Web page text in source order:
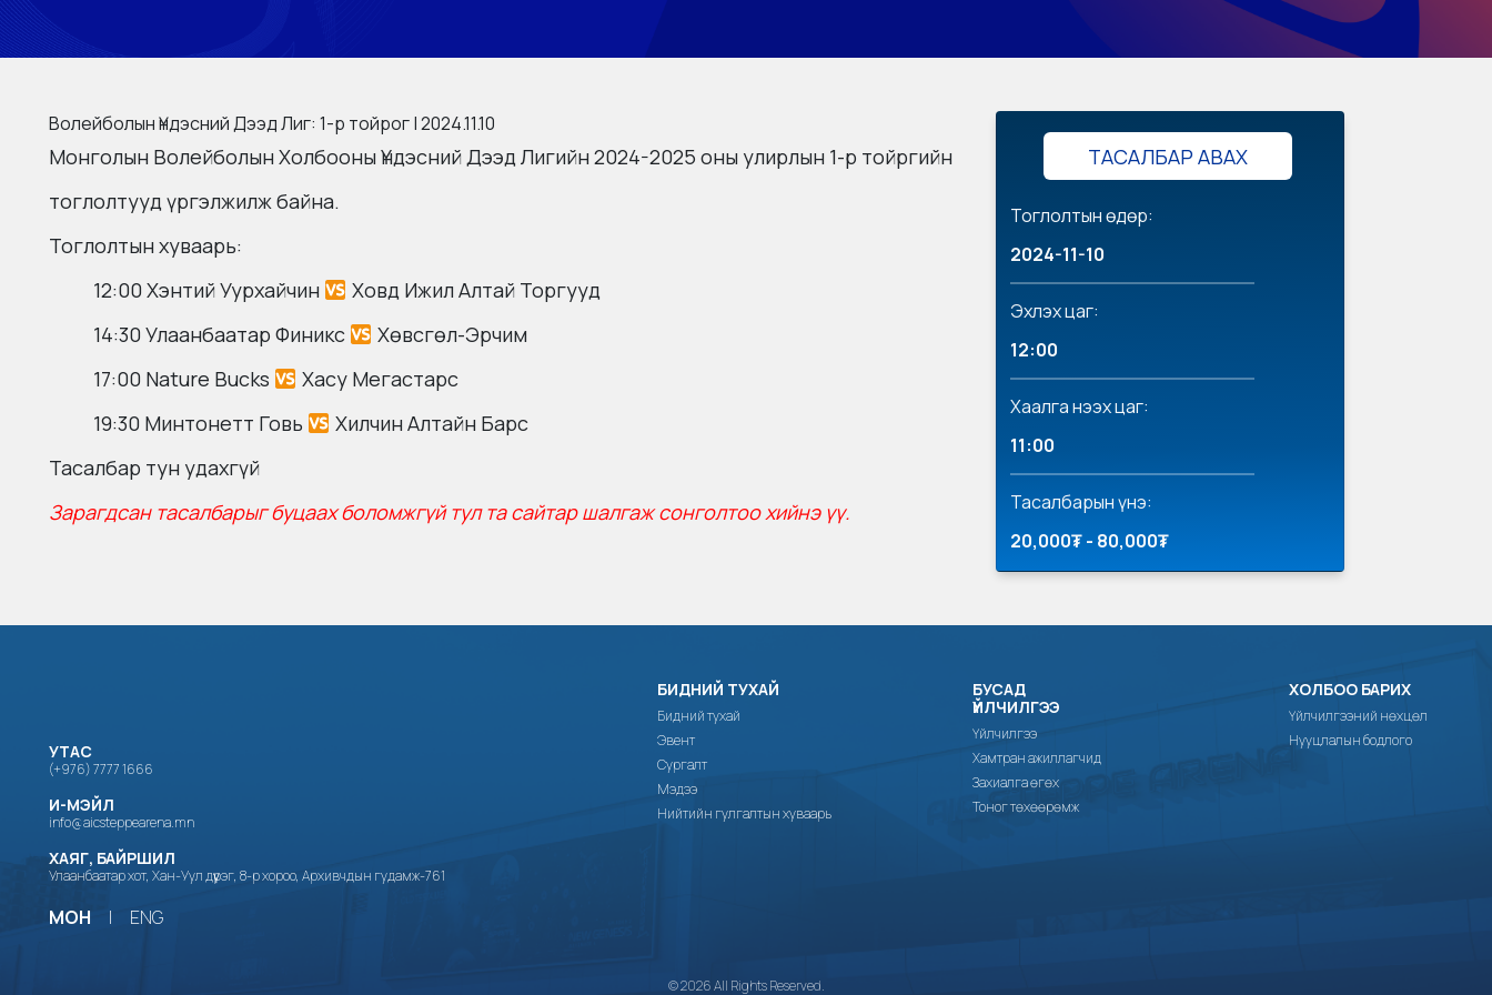
Волейболын Үндэсний Дээд Лиг: 1-р тойрог | 2024.11.10
Монголын Волейболын Холбооны Үндэсний Дээд Лигийн 2024-2025 оны улирлын 1-р тойргийн
тоглолтууд үргэлжилж байна.
Тоглолтын хуваарь:
12:00 Хэнтий Уурхайчин
Ховд Ижил Алтай Торгууд
14:30 Улаанбаатар Финикс
Хөвсгөл-Эрчим
17:00 Nature Bucks
Хасу Мегастарс
19:30 Минтонетт Говь
Хилчин Алтайн Барс
Тасалбар тун удахгүй
Зарагдсан тасалбарыг буцаах боломжгүй тул та сайтар шалгаж сонголтоо хийнэ үү.
ТАСАЛБАР АВАХ
Тоглолтын өдөр:
2024-11-10
Эхлэх цаг:
12:00
Хаалга нээх цаг:
11:00
Тасалбарын үнэ:
20,000₮ - 80,000₮
УТАС
(+976) 7777 1666
И-МЭЙЛ
info@aicsteppearena.mn
ХАЯГ, БАЙРШИЛ
Улаанбаатар хот, Хан-Уул дүүрэг, 8-р хороо, Архивчдын гудамж-761
МОН | ENG
БИДНИЙ ТУХАЙ
Бидний тухай
Эвент
Сургалт
Мэдээ
Нийтийн гулгалтын хуваарь
БУСАД
ҮЙЛЧИЛГЭЭ
Үйлчилгээ
Хамтран ажиллагчид
Захиалга өгөх
Тоног төхөөрөмж
ХОЛБОО БАРИХ
Үйлчилгээний нөхцөл
Нууцлалын бодлого
© 2026 All Rights Reserved.